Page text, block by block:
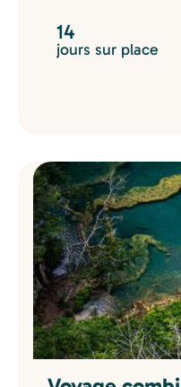
14
jours sur place